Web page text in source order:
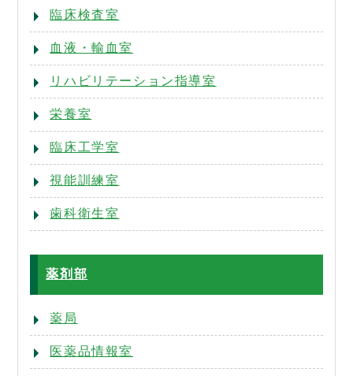
臨床検査室
血液・輸血室
リハビリテーション指導室
栄養室
臨床工学室
視能訓練室
歯科衛生室
薬剤部
薬局
医薬品情報室